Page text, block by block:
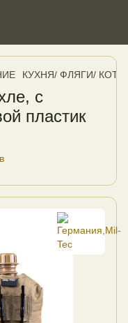
КУХНЯ/ ФЛЯГИ/
с
пластик